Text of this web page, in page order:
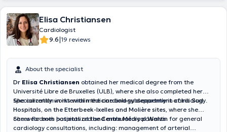
Elisa Christiansen
Cardiologist
9.6|19 reviews
About the specialist
Dr Elisa Christiansen obtained her medical degree from the
Université Libre de Bruxelles (ULB), where she also completed her
specialization in internal medicine and subsequently in cardiology.
She currently works within thecardiology department of Iris Sud
Hospitals, on the Etterbeek-Ixelles and Molière sites, where she
cares for both hospitalized and ambulatory patients.
She welcomes patients at theCentre Médical Walzin for general
cardiology consultations, including: management of arterial